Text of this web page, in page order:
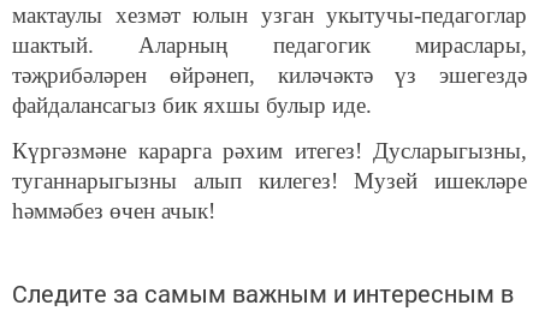
мактаулы хезмәт юлын узган укытучы-педагоглар
шактый. Аларның педагогик мираслары,
тәҗрибәләрен өйрәнеп, киләчәктә үз эшегездә
файдалансагыз бик яхшы булыр иде.
Күргәзмәне карарга рәхим итегез! Дусларыгызны,
туганнарыгызны алып килегез! Музей ишекләре
һәммәбез өчен ачык!
Следите за самым важным и интересным в